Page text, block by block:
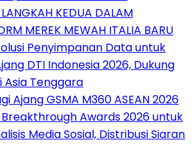
KEDUA DALAM
MEREK MEWAH ITALIA BARU
Penyimpanan Data untuk
DTI Indonesia 2026, Dukung
Asia Tenggara
Ajang GSMA M360 ASEAN 2026
Awards 2026 untuk
Media Sosial, Distribusi Siaran